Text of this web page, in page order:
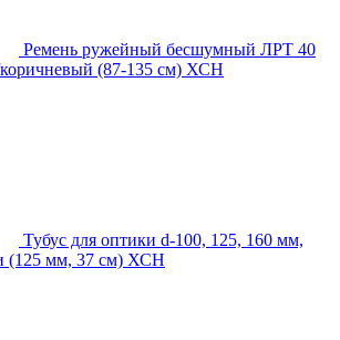
Ремень ружейный бесшумный ЛРТ 40
(87-135 см) ХСН
Тубус для оптики d-100, 125, 160 мм,
(125 мм, 37 см) ХСН